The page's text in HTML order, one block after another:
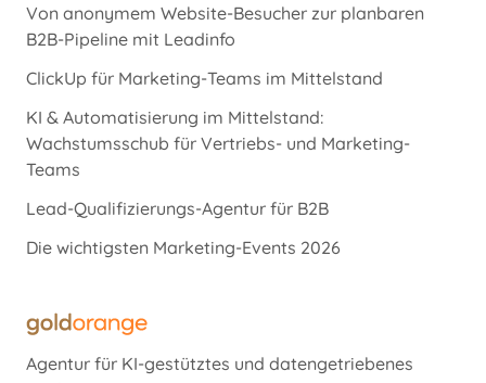
Von anonymem Website-Besucher zur planbaren
B2B-Pipeline mit Leadinfo
ClickUp für Marketing-Teams im Mittelstand
KI & Automatisierung im Mittelstand:
Wachstumsschub für Vertriebs- und Marketing-
Teams
Lead-Qualifizierungs-Agentur für B2B
Die wichtigsten Marketing-Events 2026
Agentur für KI-gestütztes und datengetriebenes